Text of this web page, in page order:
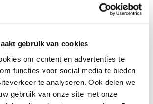
gebruik van cookies
om content en advertenties te
functies voor social media te bieden
te analyseren. Ook delen we
gebruik van onze site met onze